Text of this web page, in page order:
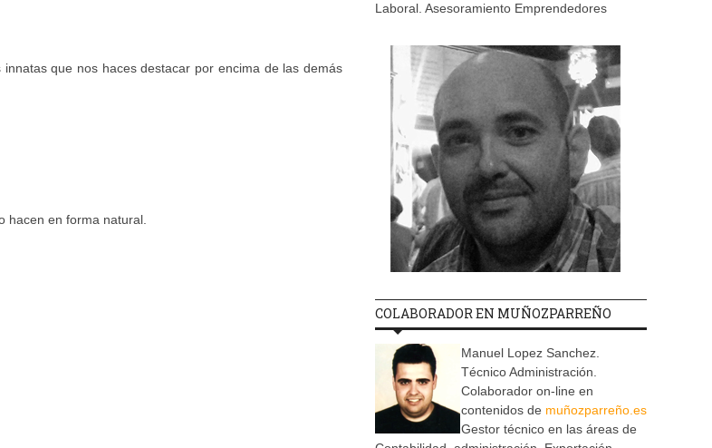
que nos haces destacar por encima de las demás
hacen en forma natural.
Laboral. Asesoramiento Emprendedores
COLABORADOR EN MUÑOZPARREÑO
Manuel Lopez Sanchez.
Técnico Administración.
Colaborador on-line en
contenidos de muñozparreño.es
Gestor técnico en las áreas de